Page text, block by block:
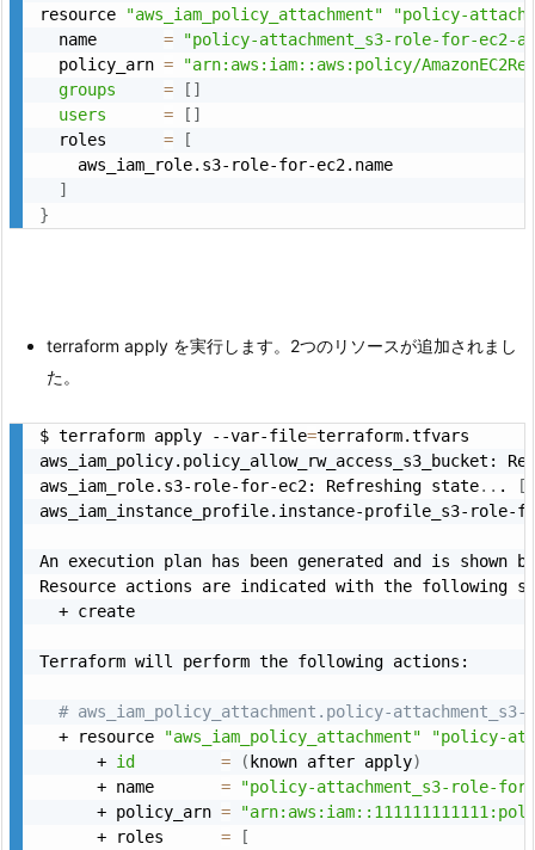
resource "aws_iam_policy_attachment"
"policy-
  name
=
"policy-attachment_s3-role-for-ec2-
  policy_arn
=
"arn:aws:iam::aws:policy/
groups
= [ ]
users
= [ ]
  roles
=
[
    aws_iam_role.s3-role-for-ec2.name
]
}
terraform apply を実行します。2つのリソースが追加されまし
た。
$ terraform apply --var-file=terraform.tfvars
aws_iam_policy.policy_allow_rw_access_s3_bucket:
aws_iam_role.s3-role-for-ec2: Refreshing state.. . [
aws_iam_instance_profile.instance-profile_s3-role-
An execution plan has been generated and is shown
Resource actions are indicated with the following
  + create
Terraform will perform the following actions:
# aws_iam_policy_attachment.policy-
  + resource
"aws_iam_policy_attachment"
"policy-
      +
id = ( known after apply)
      + name
=
"policy-attachment_s3-role-for-
      + policy_arn
=
      + roles
=
[